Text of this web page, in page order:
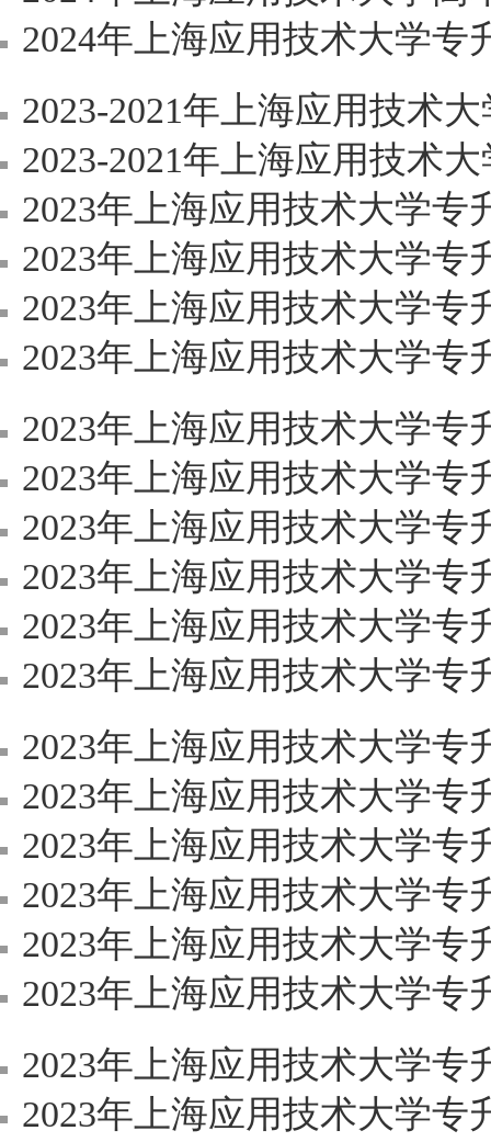
2024年上海应用技术大学专
2023-2021年上海应用技术
2023-2021年上海应用技术大学
2023年上海应用技术大学专
2023年上海应用技术大学专升本退役士兵
2023年上海应用技术大学专升本（高本贯通）
2023年上海应用技术大学专
2023年上海应用技术大学专升本可
2023年上海应用技术大学专
2023年上海应用技术大学专
2023年上海应用技术大学专
2023年上海应用技术大学专
2023年上海应用技术大学专
2023年上海应用技术大学专升本
2023年上海应用技术大学专升本
2023年上海应用技术大学专升本《
2023年上海应用技术大学专升本
2023年上海应用技术大学专升
2023年上海应用技术大学专
2023年上海应用技术大学专升
2023年上海应用技术大学专升本《C